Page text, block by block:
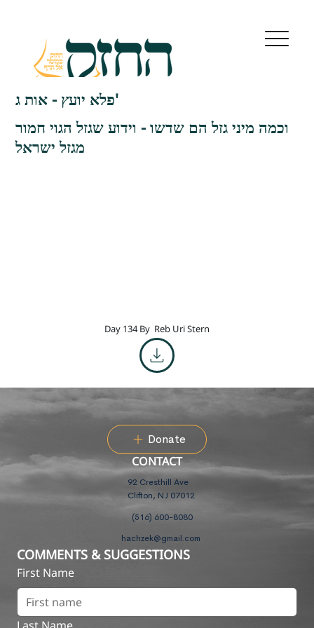
פלא יועץ - אות ג'
וכמה מיני גזל הם שדשו - וידוע שגזל הגוי חמור
מגזל ישראל
Day 134 By Reb Uri Stern
Donate
CONTACT
92 Cresthill Ave
Clifton, NJ 07012
(516) 600-8080
hachzek@gmail.com
COMMENTS & SUGGESTIONS
First Name